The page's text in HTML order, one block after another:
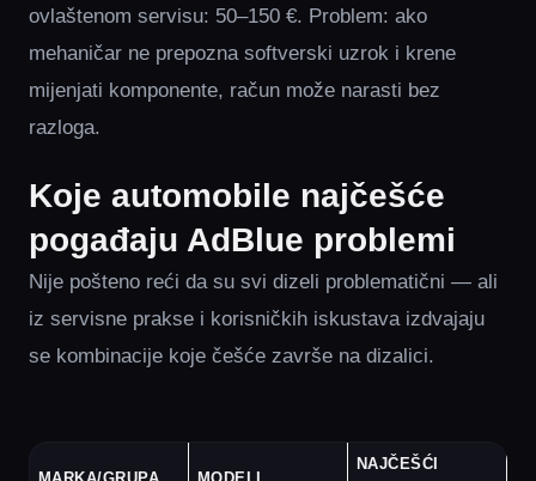
ovlaštenom servisu: 50–150 €. Problem: ako
mehaničar ne prepozna softverski uzrok i krene
mijenjati komponente, račun može narasti bez
razloga.
Koje automobile najčešće
pogađaju AdBlue problemi
Nije pošteno reći da su svi dizeli problematični — ali
iz servisne prakse i korisničkih iskustava izdvajaju
se kombinacije koje češće završe na dizalici.
NAJČEŠĆI